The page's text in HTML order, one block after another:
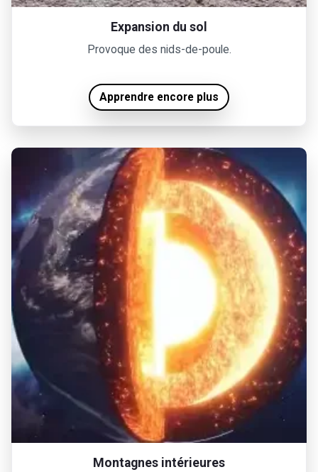
Expansion du sol
Provoque des nids-de-poule.
Apprendre encore plus
Montagnes intérieures